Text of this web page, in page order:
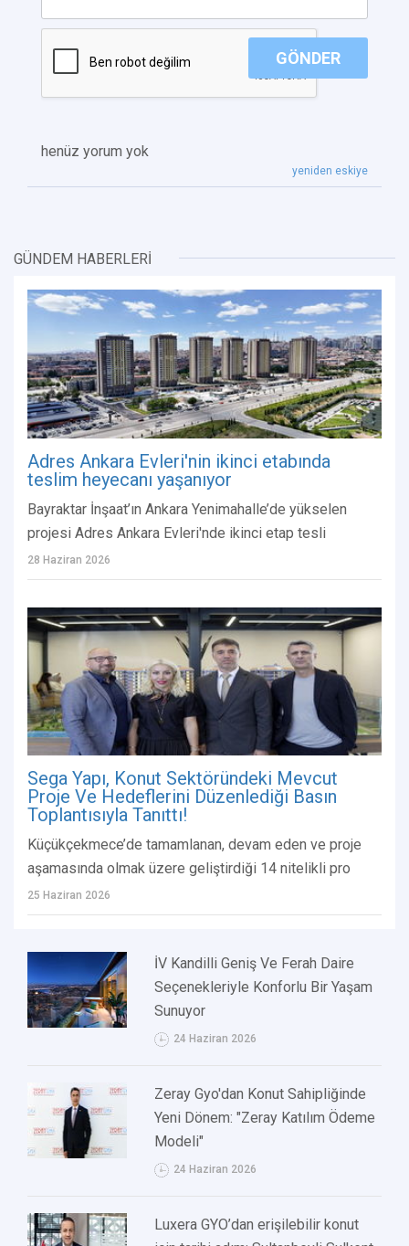
GÖNDER
henüz yorum yok
yeniden eskiye
GÜNDEM HABERLERİ
Adres Ankara Evleri'nin ikinci etabında
teslim heyecanı yaşanıyor
Bayraktar İnşaat’ın Ankara Yenimahalle’de yükselen
projesi Adres Ankara Evleri'nde ikinci etap tesli
28 Haziran 2026
Sega Yapı, Konut Sektöründeki Mevcut
Proje Ve Hedeflerini Düzenlediği Basın
Toplantısıyla Tanıttı!
Küçükçekmece’de tamamlanan, devam eden ve proje
aşamasında olmak üzere geliştirdiği 14 nitelikli pro
25 Haziran 2026
İV Kandilli Geniş Ve Ferah Daire
Seçenekleriyle Konforlu Bir Yaşam
Sunuyor
24 Haziran 2026
Zeray Gyo'dan Konut Sahipliğinde
Yeni Dönem: "Zeray Katılım Ödeme
Modeli"
24 Haziran 2026
Luxera GYO’dan erişilebilir konut